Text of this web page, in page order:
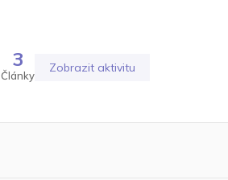
3
Články
Zobrazit aktivitu